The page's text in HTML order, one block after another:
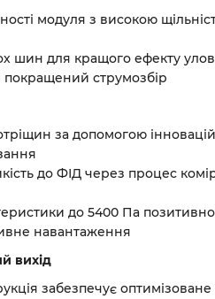
модуля з високою
шин для кращого ефекту
покращений струмозбір
за допомогою
до ФІД через процес
до 5400 Па
навантаження
вихід
забезпечує